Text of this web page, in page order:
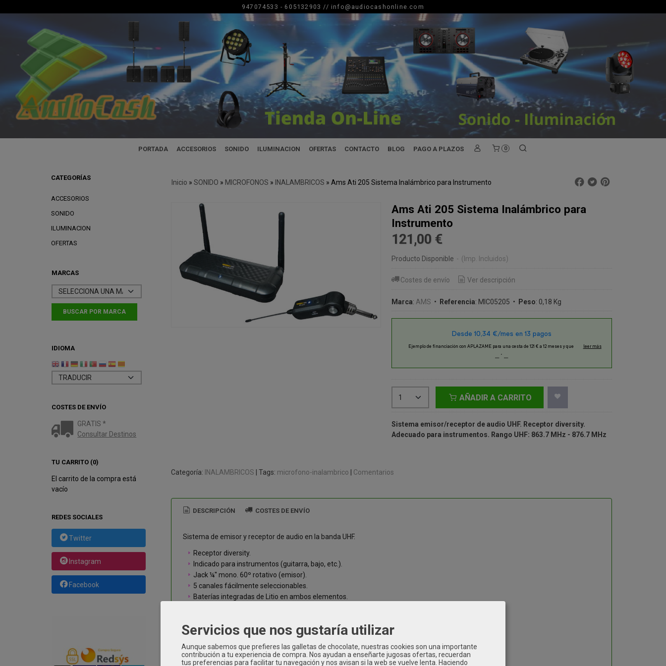
947074533 - 605132903 // info@audiocashonline.com
PORTADA ACCESORIOS SONIDO ILUMINACION OFERTAS CONTACTO BLOG PAGO A PLAZOS 0
CATEGORÍAS
ACCESORIOS
SONIDO
ILUMINACION
OFERTAS
MARCAS
IDIOMA
COSTES DE ENVÍO
GRATIS *
Consultar Destinos
TU CARRITO (0)
El carrito de la compra está
vacío
REDES SOCIALES
Twitter
Instagram
Facebook
Inicio » SONIDO » MICROFONOS » INALAMBRICOS » Ams Ati 205 Sistema Inalámbrico para Instrumento
Ams Ati 205 Sistema Inalámbrico para
Instrumento
121,00 €
Producto Disponible - (Imp. Incluidos)
Costes de envío Ver descripción
Marca: AMS • Referencia: MIC05205 • Peso: 0,18 Kg
AÑADIR A CARRITO
Sistema emisor/receptor de audio UHF. Receptor diversity.
Adecuado para instrumentos. Rango UHF: 863.7 MHz - 876.7 MHz
Categoría: INALAMBRICOS Tags: microfono-inalambrico Comentarios
DESCRIPCIÓN COSTES DE ENVÍO
Sistema de emisor y receptor de audio en la banda UHF.
Receptor diversity.
Indicado para instrumentos (guitarra, bajo, etc.).
Jack ¼'' mono. 60º rotativo (emisor).
5 canales fácilmente seleccionables.
Baterías integradas de Litio en ambos elementos.
DATOS TECNICOS:
Alimentación: Batería Li recargable de 3.7V 380 mAH (puerto micro USB)
Canales: 5 canales UHF
Rango UHF: 863.7 MHz - 876.7 MHz
Servicios que nos gustaría utilizar
Aunque sabemos que prefieres las galletas de chocolate, nuestras cookies son una importante
contribución a tu experiencia de compra. Nos ayudan a enseñarte jugosas ofertas, recuerdan
tus preferencias para facilitar tu navegación y nos avisan si la web se vuelve lenta. Haciendo